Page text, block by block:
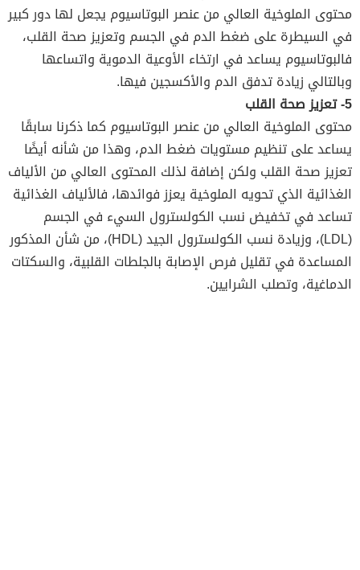
محتوى الملوخية العالي من عنصر البوتاسيوم يجعل لها دور كبير
في السيطرة على ضغط الدم في الجسم وتعزيز صحة القلب،
فالبوتاسيوم يساعد في ارتخاء الأوعية الدموية واتساعها
وبالتالي زيادة تدفق الدم والأكسجين فيها.
5- تعزيز صحة القلب
محتوى الملوخية العالي من عنصر البوتاسيوم كما ذكرنا سابقًا
يساعد على تنظيم مستويات ضغط الدم، وهذا من شأنه أيضًا
تعزيز صحة القلب ولكن إضافة لذلك المحتوى العالي من الألياف
الغذائية الذي تحويه الملوخية يعزز فوائدها، فالألياف الغذائية
تساعد في تخفيض نسب الكولسترول السيء في الجسم
(LDL)، وزيادة نسب الكولسترول الجيد (HDL)، من شأن المذكور
المساعدة في تقليل فرص الإصابة بالجلطات القلبية، والسكتات
الدماغية، وتصلب الشرايين.